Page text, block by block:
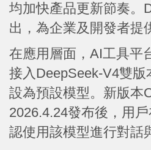
均加快產品更新節奏。
出，為企業及開發者提
在應用層面，AI工具平
接入DeepSeek-V4雙版
設為預設模型。新版本
2026.4.24發布後，用
認使用該模型進行對話